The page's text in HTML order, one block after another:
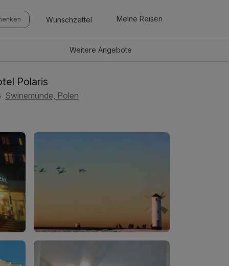
Wunschzettel Meine Reisen
WeitereAngebote
Polaris
Swinemünde, Polen